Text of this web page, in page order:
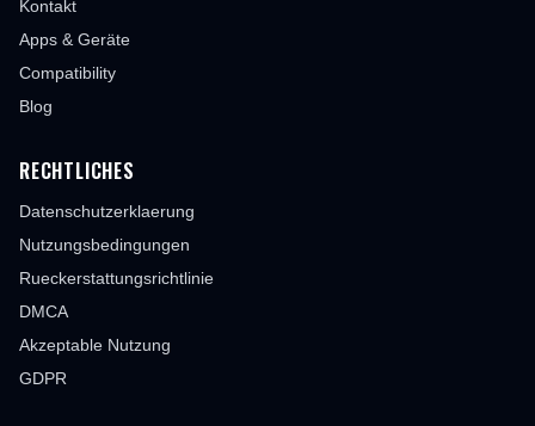
Kontakt
Apps & Geräte
Compatibility
Blog
RECHTLICHES
Datenschutzerklaerung
Nutzungsbedingungen
Rueckerstattungsrichtlinie
DMCA
Akzeptable Nutzung
GDPR